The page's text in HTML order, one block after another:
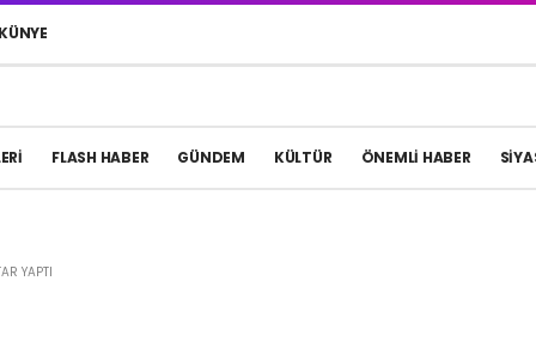
FLASH HABER GÜNDEM KÜLTÜR ÖNEMLI HABER
YAPTI